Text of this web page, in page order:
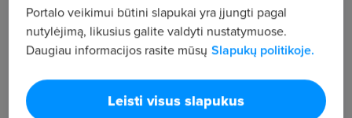
Portalo veikimui būtini slapukai yra įjungti pagal
nutylėjimą, likusius galite valdyti nustatymuose.
Daugiau informacijos rasite mūsų Slapukų politikoje.
Leisti visus slapukus